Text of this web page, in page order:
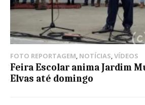
FOTO REPORTAGEM, NOTÍCIAS,VÍDEOS
Feira Escolar anima Jardim
Elvas até domingo